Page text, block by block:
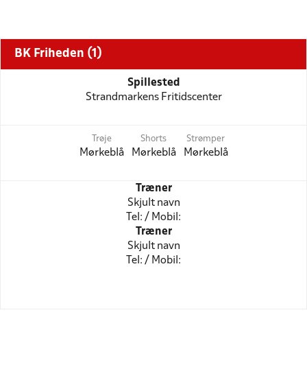
BK Friheden (1)
Spillested
Strandmarkens Fritidscenter
Trøje
Mørkeblå
Shorts
Mørkeblå
Strømper
Mørkeblå
Træner
Skjult navn
Tel: / Mobil:
Træner
Skjult navn
Tel: / Mobil: